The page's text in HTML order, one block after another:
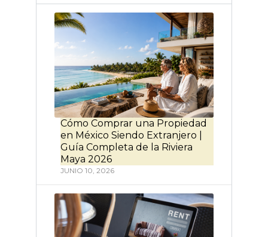
Cómo Comprar una Propiedad
en México Siendo Extranjero |
Guía Completa de la Riviera
Maya 2026
JUNIO 10, 2026